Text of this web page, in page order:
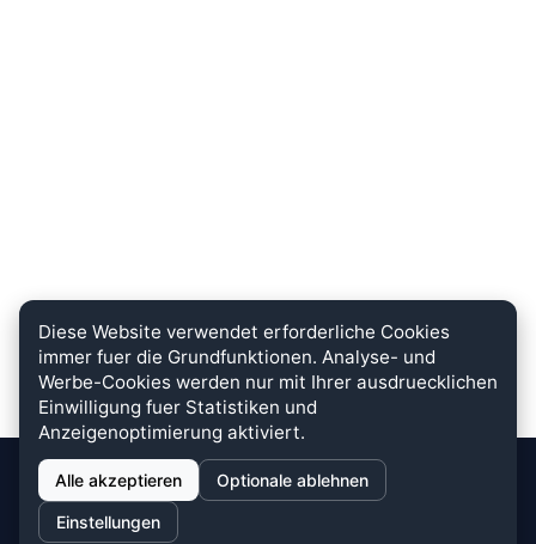
Diese Website verwendet erforderliche Cookies
immer fuer die Grundfunktionen. Analyse- und
Werbe-Cookies werden nur mit Ihrer ausdruecklichen
Einwilligung fuer Statistiken und
Anzeigenoptimierung aktiviert.
Alle akzeptieren Optionale ablehnen
Einstellungen
stein.club